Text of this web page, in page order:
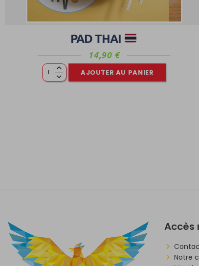
PAD THAI
14,90 €
AJOUTER AU PANIER
Accès
Notre